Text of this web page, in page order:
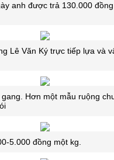
anh được trả 130.000
Lê Văn Ký trực tiếp lựa và
Hơn một mẫu ruộng
5.000 đồng một kg.